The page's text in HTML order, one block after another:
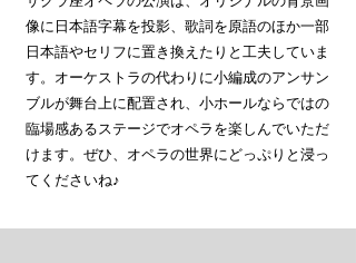
像に日本語字幕を投影、歌詞を原語のほか一部
日本語やセリフに置き換えたりと工夫していま
す。オーケストラの代わりに小編成のアンサン
ブルが舞台上に配置され、小ホールならではの
臨場感あるステージでオペラを楽しんでいただ
けます。ぜひ、オペラの世界にどっぷりと浸っ
てくださいね♪